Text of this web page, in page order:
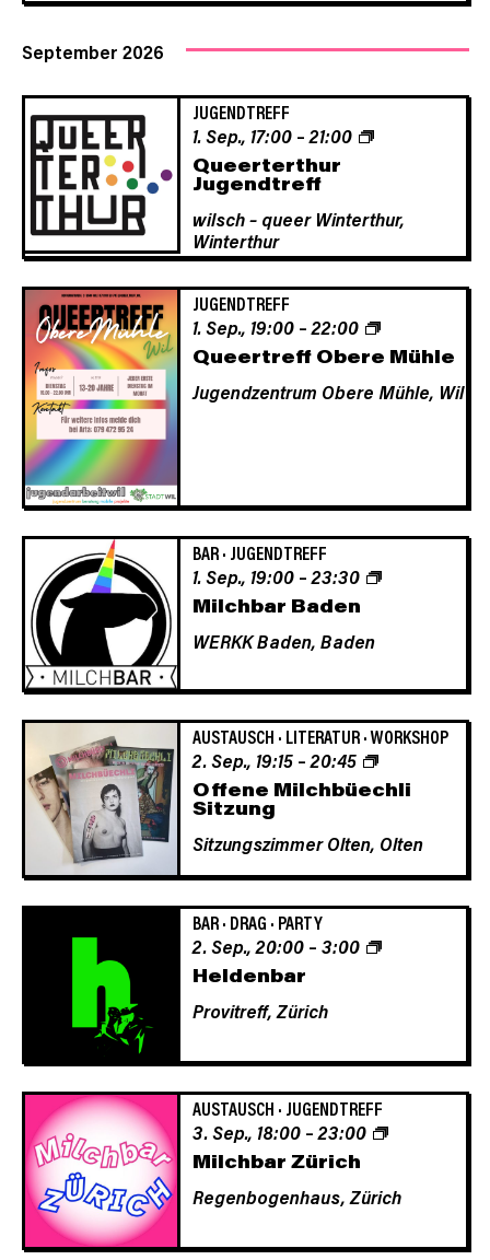
September 2026
JUGENDTREFF
Queerterthur
Jugendtreff
1. Sep., 17:00–21:00
wilsch – queer Winterthur,
Winterthur
JUGENDTREFF
Queertreff Obere Mühle
1. Sep., 19:00–22:00
Jugendzentrum Obere Mühle, Wil
BAR· JUGENDTREFF
Milchbar Baden
1. Sep., 19:00–23:30
WERKK Baden, Baden
AUSTAUSCH · LITERATUR·WORKSHOP
Offene Milchbüechli
Sitzung
2. Sep., 19:15–20:45
Sitzungszimmer Olten, Olten
BAR· DRAG · PARTY
Heldenbar
2. Sep., 20:00– 3:00
Provitreff, Zürich
AUSTAUSCH · JUGENDTREFF
Milchbar Zürich
3. Sep., 18:00–23:00
Regenbogenhaus, Zürich